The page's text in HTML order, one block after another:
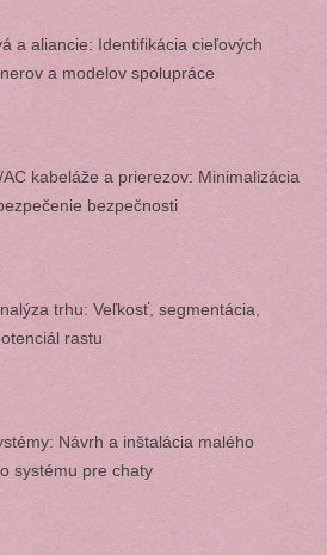
a aliancie: Identifikácia cieľových
a modelov spolupráce
kabeláže a prierezov: Minimalizácia
bezpečnosti
trhu: Veľkosť, segmentácia,
rastu
Návrh a inštalácia malého
systému pre chaty